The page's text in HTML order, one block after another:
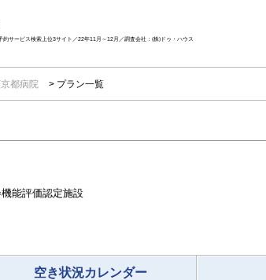
サービス検索上位3サイト／22年11月～12月／調査会社：(株)ドゥ・ハウス
都病院 プラン一覧
能評価認定施設
空き状況カレンダー